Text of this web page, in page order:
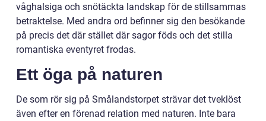
våghalsiga och snötäckta landskap för de stillsammas
betraktelse. Med andra ord befinner sig den besökande
på precis det där stället där sagor föds och det stilla
romantiska eventyret frodas.
Ett öga på naturen
De som rör sig på Smålandstorpet strävar det tveklöst
även efter en förenad relation med naturen. Inte bara